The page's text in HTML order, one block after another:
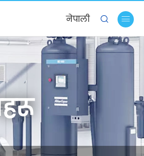
नेपाली  